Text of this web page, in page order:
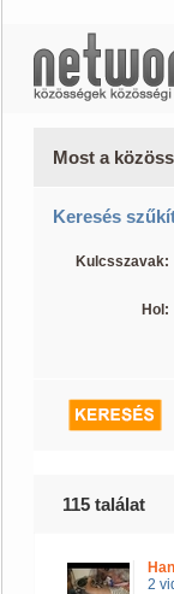
Most a
Keresés
Kulcsszavak:
Hol:
115 találat
2